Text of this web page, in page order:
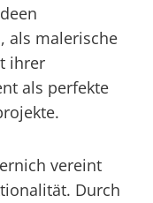
als malerische
ihrer
als perfekte
vereint
Durch